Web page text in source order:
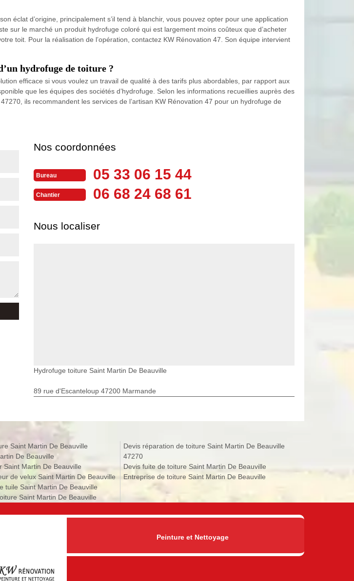
éclat d’origine, principalement s’il tend à blanchir, vous pouvez opter pour une application
sur le marché un produit hydrofuge coloré qui est largement moins coûteux que d’acheter
toit. Pour la réalisation de l’opération, contactez KW Rénovation 47. Son équipe intervient
hydrofuge de toiture ?
efficace si vous voulez un travail de qualité à des tarifs plus abordables, par rapport aux
que les équipes des sociétés d’hydrofuge. Selon les informations recueillies auprès des
ils recommandent les services de l’artisan KW Rénovation 47 pour un hydrofuge de
Nos coordonnées
Bureau 05 33 06 15 44
Chantier 06 68 24 68 61
Nous localiser
Hydrofuge toiture Saint Martin De Beauville
89 rue d'Escanteloup 47200 Marmande
Saint Martin De Beauville
De Beauville
Saint Martin De Beauville
de velux Saint Martin De Beauville
tuile Saint Martin De Beauville
Saint Martin De Beauville
Devis réparation de toiture Saint Martin De Beauville
47270
Devis fuite de toiture Saint Martin De Beauville
Entreprise de toiture Saint Martin De Beauville
Peinture et Nettoyage